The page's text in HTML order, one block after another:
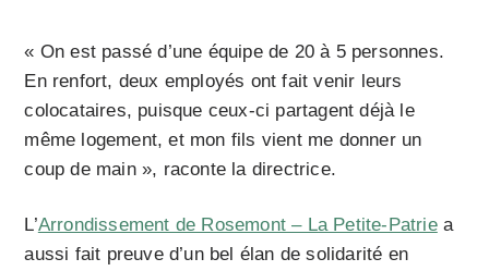
« On est passé d’une équipe de 20 à 5 personnes.
En renfort, deux employés ont fait venir leurs
colocataires, puisque ceux-ci partagent déjà le
même logement, et mon fils vient me donner un
coup de main », raconte la directrice.
L’Arrondissement de Rosemont – La Petite-Patriea
aussi fait preuve d’un bel élan de solidarité en